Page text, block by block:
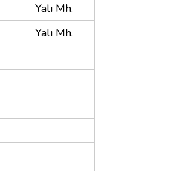
Yalı Mh.
Yalı Mh.